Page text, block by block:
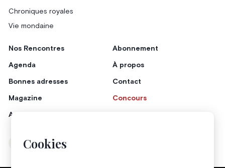
Cookies
Chroniques royales
Vie mondaine
Nos Rencontres
Agenda
Bonnes adresses
Magazine
Annonceurs
Abonnement
À propos
Contact
Concours
Instagram